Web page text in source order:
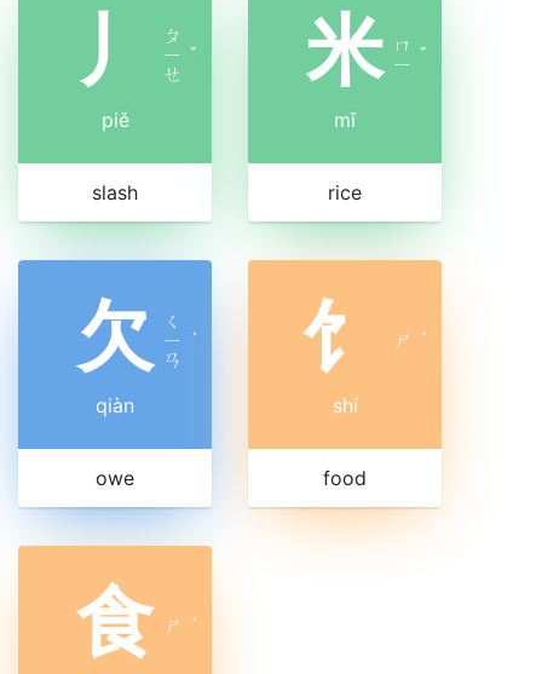
丿
ㄆ
ㄧ
ㄝ
ˇ
piě
slash
米 ㄇ
ㄧ ˇ
mǐ
rice
欠
ㄑ
ㄧ
ㄢ
ˋ
qiàn
owe
饣 ㄕ ˊ
shí
food
食 ㄕ ˊ